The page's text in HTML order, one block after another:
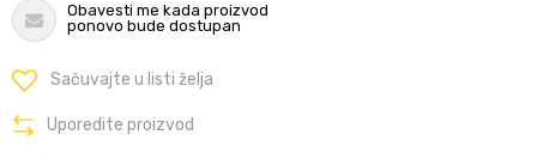
Obavesti me kada proizvod
ponovo bude dostupan
Sačuvajte u listi želja
Uporedite proizvod